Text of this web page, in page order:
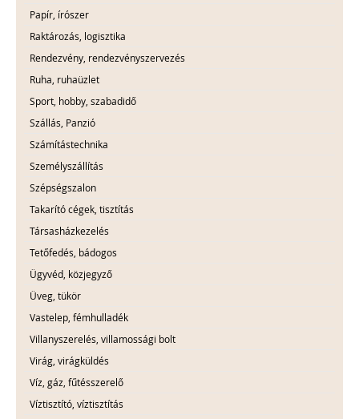
Papír, írószer
Raktározás, logisztika
Rendezvény, rendezvényszervezés
Ruha, ruhaüzlet
Sport, hobby, szabadidő
Szállás, Panzió
Számítástechnika
Személyszállítás
Szépségszalon
Takarító cégek, tisztítás
Társasházkezelés
Tetőfedés, bádogos
Ügyvéd, közjegyző
Üveg, tükör
Vastelep, fémhulladék
Villanyszerelés, villamossági bolt
Virág, virágküldés
Víz, gáz, fűtésszerelő
Víztisztító, víztisztítás